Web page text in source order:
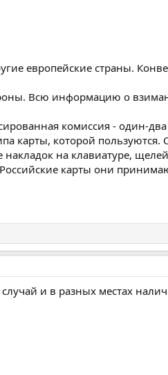
европейские страны.
Всю информацию о
комиссия - один-
карты, которой
на клавиатуре,
карты они
и в разных местах